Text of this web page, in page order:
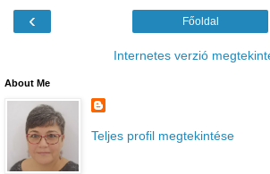
‹ Főoldal
Internetes verzió
About Me
Teljes profil megtekintése